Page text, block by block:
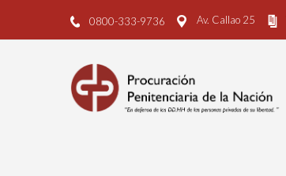
0800-333-9736 Av. Callao 25